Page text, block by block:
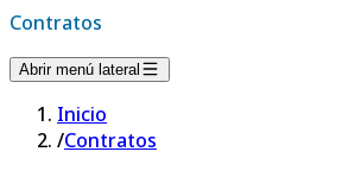
Contratos
Abrir menú lateral
Inicio
/Contratos